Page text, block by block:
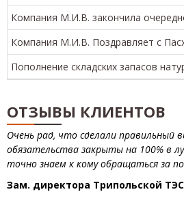
Компания М.И.В. закончила
Компания М.И.В. Поздравляет с
Пополнение складских запасов
ОТЗЫВЫ КЛИЕНТОВ
Работал с М.И.В. Компания при
ТЭС. Долго искали подрядчиков, в
Привлекло в первую очередь хорошее
то, что компания уже давно
Очень рад, что сделали правильный
обязательства закрыты на 100% в
Зам. директора Трипольской ТЭС
Компанию М.И.В. знаю уже на
время работали с ними в более чем
строительных проектах. Могу